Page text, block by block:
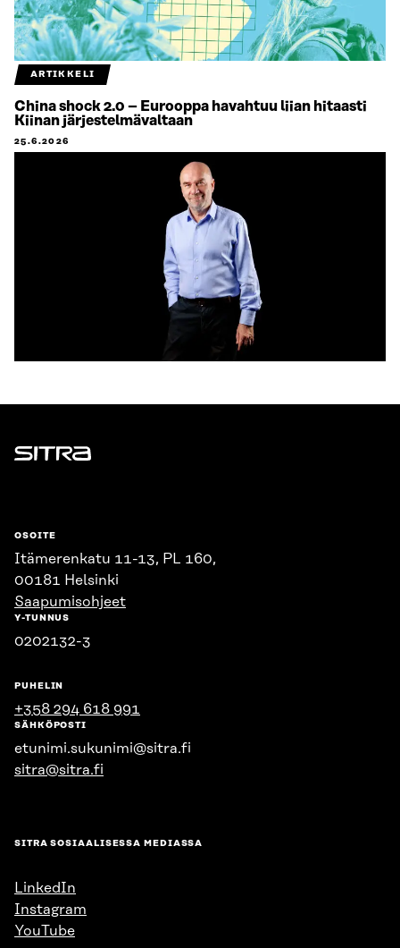
ARTIKKELI
China shock 2.0 – Eurooppa havahtuu liian hitaasti
Kiinan järjestelmävaltaan
25.6.2026
Sitra
OSOITE
Itämerenkatu 11-13, PL 160,
00181 Helsinki
Saapumisohjeet
Y-TUNNUS
0202132-3
PUHELIN
+358 294 618 991
SÄHKÖPOSTI
etunimi.sukunimi@sitra.fi
sitra@sitra.fi
SITRA SOSIAALISESSA MEDIASSA
LinkedIn
Instagram
YouTube